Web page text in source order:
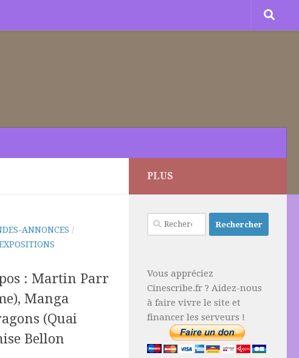
ANNONCES /
: Martin Parr
Manga
(Quai
Bellon
PLUS
Rechercher :
Vous appréciez
Cinescribe.fr ? Aidez-nous
à faire vivre le site et
financer les serveurs !